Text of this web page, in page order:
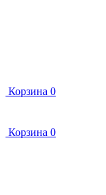
Корзина 0
Корзина 0